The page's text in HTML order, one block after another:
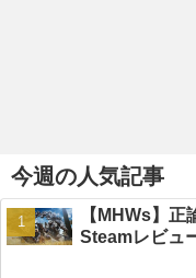
今週の人気記事
【MHWs】
Steamレビュ